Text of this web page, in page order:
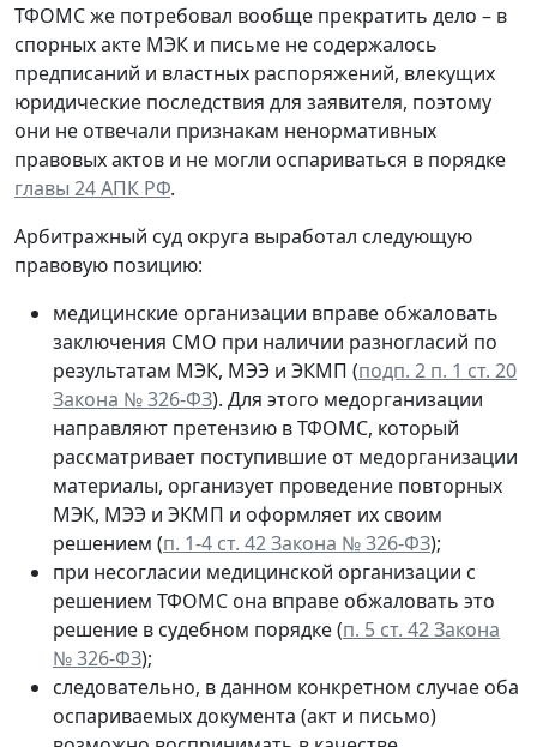
ТФОМС же потребовал вообще прекратить дело – в
спорных акте МЭК и письме не содержалось
предписаний и властных распоряжений, влекущих
юридические последствия для заявителя, поэтому
они не отвечали признакам ненормативных
правовых актов и не могли оспариваться в порядке
главы 24 АПК РФ.
Арбитражный суд округа выработал следующую
правовую позицию:
медицинские организации вправе обжаловать
заключения СМО при наличии разногласий по
результатам МЭК, МЭЭ и ЭКМП (подп. 2 п. 1 ст. 20
Закона № 326-ФЗ). Для этого медорганизации
направляют претензию в ТФОМС, который
рассматривает поступившие от медорганизации
материалы, организует проведение повторных
МЭК, МЭЭ и ЭКМП и оформляет их своим
решением (п. 1-4 ст. 42 Закона № 326-ФЗ);
при несогласии медицинской организации с
решением ТФОМС она вправе обжаловать это
решение в судебном порядке (п. 5 ст. 42 Закона
№ 326-ФЗ);
следовательно, в данном конкретном случае оба
оспариваемых документа (акт и письмо)